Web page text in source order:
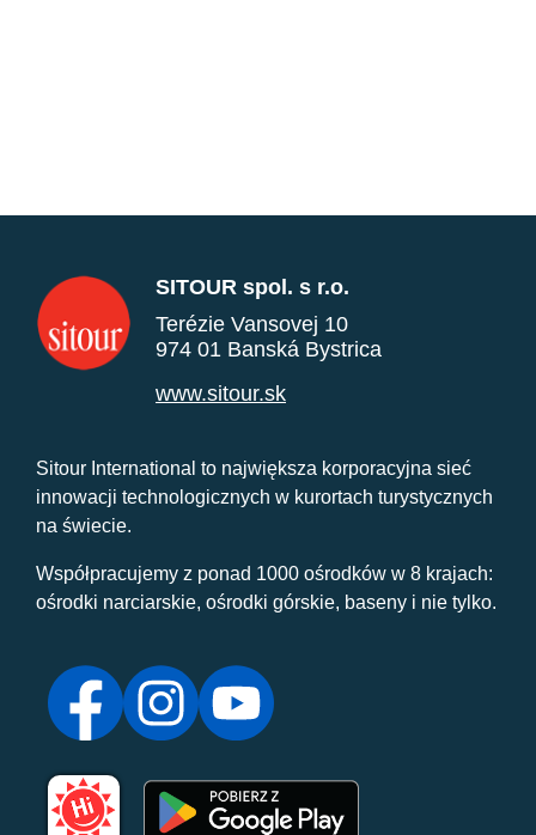
SITOUR spol. s r.o.
Terézie Vansovej 10
974 01 Banská Bystrica
www.sitour.sk
Sitour International to największa korporacyjna sieć
innowacji technologicznych w kurortach turystycznych
na świecie.
Współpracujemy z ponad 1000 ośrodków w 8 krajach:
ośrodki narciarskie, ośrodki górskie, baseny i nie tylko.